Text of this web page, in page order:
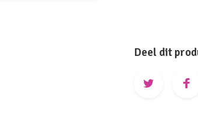
Deel dit